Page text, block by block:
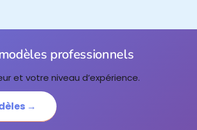
professionnels
et votre niveau d’expérience.
→